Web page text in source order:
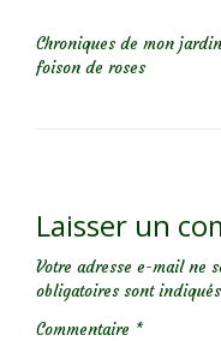
Chroniques de mon
foison de roses
Laisser un
Votre adresse e-mail ne
obligatoires sont
Commentaire *